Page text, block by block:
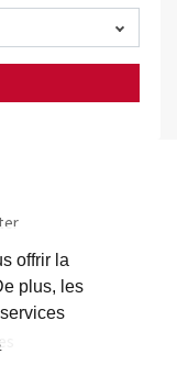
offrir la
plus, les